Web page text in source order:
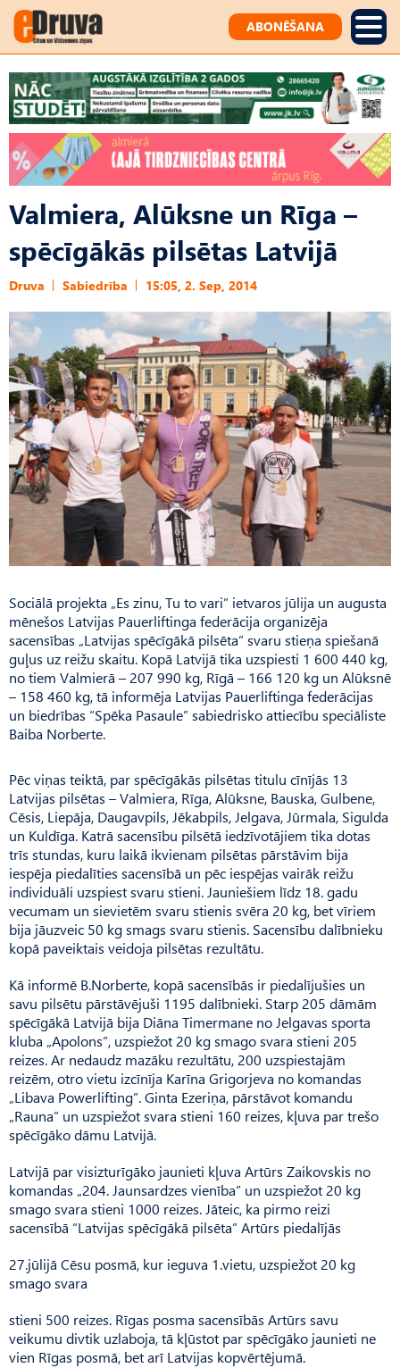
ABONĒŠANA
Valmiera, Alūksne un Rīga –
spēcīgākās pilsētas Latvijā
Druva Sabiedrība 15:05, 2. Sep, 2014
Sociālā projekta „Es zinu, Tu to vari” ietvaros jūlija un augusta
mēnešos Latvijas Pauerliftinga federācija organizēja
sacensības „Latvijas spēcīgākā pilsēta” svaru stieņa spiešanā
guļus uz reižu skaitu. Kopā Latvijā tika uzspiesti 1 600 440 kg,
no tiem Valmierā – 207 990 kg, Rīgā – 166 120 kg un Alūksnē
– 158 460 kg, tā informēja Latvijas Pauerliftinga federācijas
un biedrības “Spēka Pasaule” sabiedrisko attiecību speciāliste
Baiba Norberte.
Pēc viņas teiktā, par spēcīgākās pilsētas titulu cīnījās 13
Latvijas pilsētas – Valmiera, Rīga, Alūksne, Bauska, Gulbene,
Cēsis, Liepāja, Daugavpils, Jēkabpils, Jelgava, Jūrmala, Sigulda
un Kuldīga. Katrā sacensību pilsētā iedzīvotājiem tika dotas
trīs stundas, kuru laikā ikvienam pilsētas pārstāvim bija
iespēja piedalīties sacensībā un pēc iespējas vairāk reižu
individuāli uzspiest svaru stieni. Jauniešiem līdz 18. gadu
vecumam un sievietēm svaru stienis svēra 20 kg, bet vīriem
bija jāuzveic 50 kg smags svaru stienis. Sacensību dalībnieku
kopā paveiktais veidoja pilsētas rezultātu.
Kā informē B.Norberte, kopā sacensībās ir piedalījušies un
savu pilsētu pārstāvējuši 1195 dalībnieki. Starp 205 dāmām
spēcīgākā Latvijā bija Diāna Timermane no Jelgavas sporta
kluba „Apolons”, uzspiežot 20 kg smago svara stieni 205
reizes. Ar nedaudz mazāku rezultātu, 200 uzspiestajām
reizēm, otro vietu izcīnīja Karīna Grigorjeva no komandas
„Libava Powerlifting”. Ginta Ezeriņa, pārstāvot komandu
„Rauna” un uzspiežot svara stieni 160 reizes, kļuva par trešo
spēcīgāko dāmu Latvijā.
Latvijā par visizturīgāko jaunieti kļuva Artūrs Zaikovskis no
komandas „204. Jaunsardzes vienība” un uzspiežot 20 kg
smago svara stieni 1000 reizes. Jāteic, ka pirmo reizi
sacensībā “Latvijas spēcīgākā pilsēta” Artūrs piedalījās
27.jūlijā Cēsu posmā, kur ieguva 1.vietu, uzspiežot 20 kg
smago svara
stieni 500 reizes. Rīgas posma sacensībās Artūrs savu
veikumu divtik uzlaboja, tā kļūstot par spēcīgāko jaunieti ne
vien Rīgas posmā, bet arī Latvijas kopvērtējumā.